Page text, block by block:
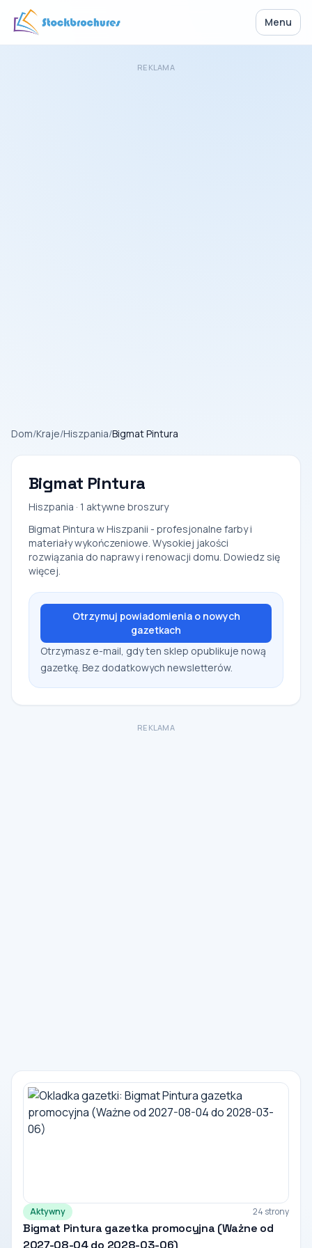
Menu
REKLAMA
Dom/Kraje/Hiszpania/Bigmat Pintura
Bigmat Pintura
Hiszpania · 1 aktywne broszury
Bigmat Pintura w Hiszpanii - profesjonalne farby i
materiały wykończeniowe. Wysokiej jakości
rozwiązania do naprawy i renowacji domu. Dowiedz się
więcej.
Otrzymuj powiadomienia o nowych
gazetkach
Otrzymasz e-mail, gdy ten sklep opublikuje nową
gazetkę. Bez dodatkowych newsletterów.
REKLAMA
Aktywny 24 strony
Bigmat Pintura gazetka promocyjna (Ważne od
2027-08-04 do 2028-03-06)